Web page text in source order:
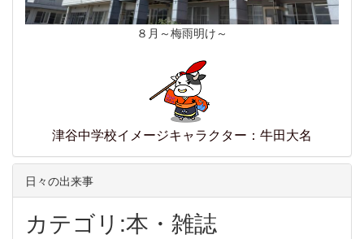
８月～梅雨明け～
津谷中学校イメージキャラクター：牛田大名
日々の出来事
カテゴリ:本・雑誌